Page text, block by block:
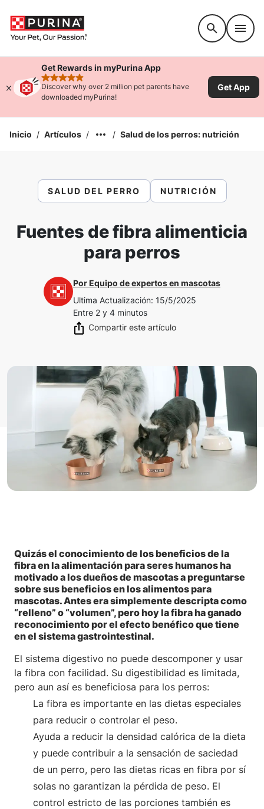
Get Rewards in myPurina App
rated 4.9 stars
Discover why over 2 million pet parents have
downloaded myPurina!
Get App
Inicio / Artículos / / Salud de los perros: nutrición
SALUD DEL PERRO NUTRICIÓN
Fuentes de fibra alimenticia
para perros
PorEquipo de expertos en mascotas
Ultima Actualización: 15/5/2025
Entre 2 y 4 minutos
Compartir este artículo
Quizás el conocimiento de los beneficios de la
fibra en la alimentación para seres humanos ha
motivado a los dueños de mascotas a preguntarse
sobre sus beneficios en los alimentos para
mascotas. Antes era simplemente descripta como
“relleno” o “volumen”, pero hoy la fibra ha ganado
reconocimiento por el efecto benéfico que tiene
en el sistema gastrointestinal.
El sistema digestivo no puede descomponer y usar
la fibra con facilidad. Su digestibilidad es limitada,
pero aun así es beneficiosa para los perros:
La fibra es importante en las dietas especiales
para reducir o controlar el peso.
Ayuda a reducir la densidad calórica de la dieta
y puede contribuir a la sensación de saciedad
de un perro, pero las dietas ricas en fibra por sí
solas no garantizan la pérdida de peso. El
control estricto de las porciones también es